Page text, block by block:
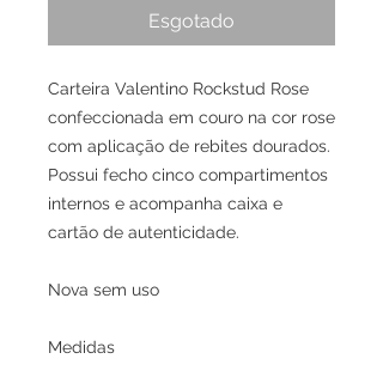
Esgotado
Carteira Valentino Rockstud Rose
confeccionada em couro na cor rose
com aplicação de rebites dourados.
Possui fecho cinco compartimentos
internos e acompanha caixa e
cartão de autenticidade.
Nova sem uso
Medidas